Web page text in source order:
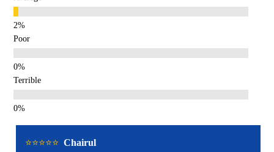
Poor
Terrible
⭐️⭐️⭐️⭐️⭐️ Chairul